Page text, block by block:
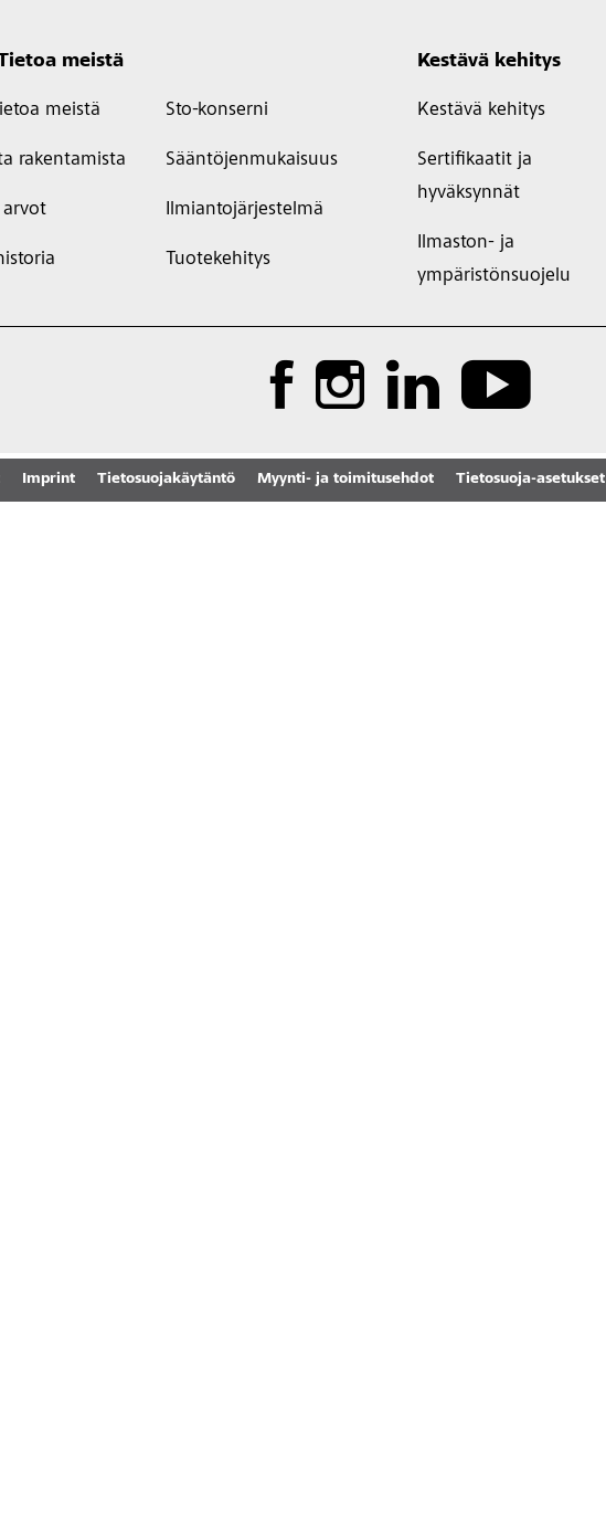
meistä
meistä
rakentamista
arvot
Sto-konserni
Sääntöjenmukaisuus
Ilmiantojärjestelmä
Tuotekehitys
Kestävä kehitys
Kestävä kehitys
Sertifikaatit ja
hyväksynnät
Ilmaston- ja
ympäristönsuojelu
Imprint Tietosuojakäytäntö Myynti- ja toimitusehdot Tietosuoja-asetukset